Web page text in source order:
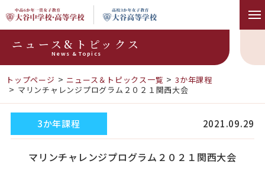
ニュース&トピックス
News & Topics
トップページ ニュース＆トピックス一覧
3か年課程
マリンチャレンジプログラム２０２１関西大会
3か年課程 2021.09.29
マリンチャレンジプログラム２０２１関西大会